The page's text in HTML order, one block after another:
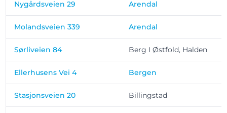
Nygårdsveien 29 Arendal
Molandsveien 339 Arendal
Sørliveien 84 Berg I Østfold, Halden
Ellerhusens Vei 4 Bergen
Stasjonsveien 20 Billingstad